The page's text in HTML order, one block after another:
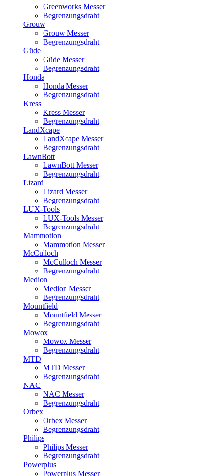
Greenworks Messer
Begrenzungsdraht
Grouw
Grouw Messer
Begrenzungsdraht
Güde
Güde Messer
Begrenzungsdraht
Honda
Honda Messer
Begrenzungsdraht
Kress
Kress Messer
Begrenzungsdraht
LandXcape
LandXcape Messer
Begrenzungsdraht
LawnBott
LawnBott Messer
Begrenzungsdraht
Lizard
Lizard Messer
Begrenzungsdraht
LUX-Tools
LUX-Tools Messer
Begrenzungsdraht
Mammotion
Mammotion Messer
McCulloch
McCulloch Messer
Begrenzungsdraht
Medion
Medion Messer
Begrenzungsdraht
Mountfield
Mountfield Messer
Begrenzungsdraht
Mowox
Mowox Messer
Begrenzungsdraht
MTD
MTD Messer
Begrenzungsdraht
NAC
NAC Messer
Begrenzungsdraht
Orbex
Orbex Messer
Begrenzungsdraht
Philips
Philips Messer
Begrenzungsdraht
Powerplus
Powerplus Messer